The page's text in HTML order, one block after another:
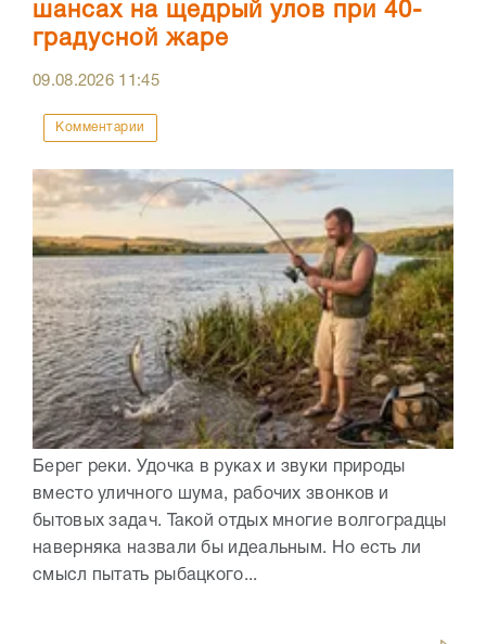
шансах на щедрый улов при 40-
градусной жаре
09.08.2026 11:45
Комментарии
Берег реки. Удочка в руках и звуки природы
вместо уличного шума, рабочих звонков и
бытовых задач. Такой отдых многие волгоградцы
наверняка назвали бы идеальным. Но есть ли
смысл пытать рыбацкого...